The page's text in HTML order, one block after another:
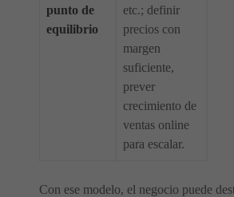
punto de
equilibrio
etc.; definir
precios con
margen
suficiente,
prever
crecimiento de
ventas online
para escalar.
Con ese modelo, el negocio puede